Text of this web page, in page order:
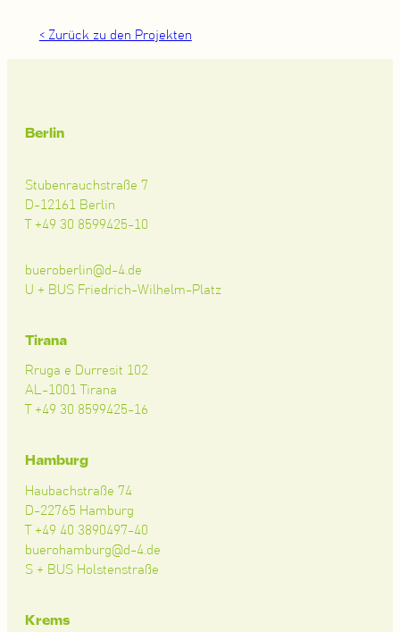
< Zurück zu den Projekten
Berlin
Stubenrauchstraße 7
D-12161 Berlin
T +49 30 8599425-10
bueroberlin@d-4.de
U + BUS Friedrich-Wilhelm-Platz
Tirana
Rruga e Durresit 102
AL-1001 Tirana
T +49 30 8599425-16
Hamburg
Haubachstraße 74
D-22765 Hamburg
T +49 40 3890497-40
buerohamburg@d-4.de
S + BUS Holstenstraße
Krems